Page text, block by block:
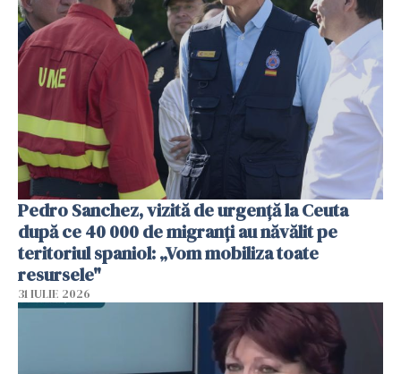
Pedro Sanchez, vizită de urgență la Ceuta
după ce 40 000 de migranți au năvălit pe
teritoriul spaniol: „Vom mobiliza toate
resursele"
31 IULIE 2026